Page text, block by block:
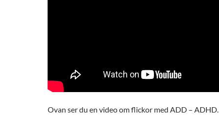
Ovan ser du en video om flickor med ADD – ADHD.